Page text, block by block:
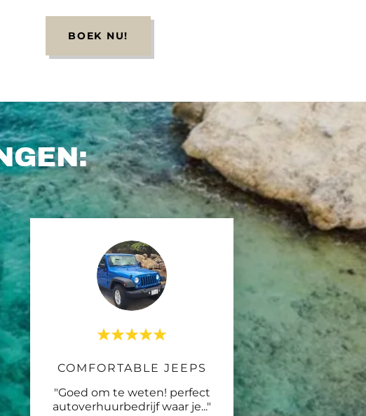
BOEK NU!
COMFORTABLE JEEPS
"Goed om te weten! perfect
autoverhuurbedrijf waar je..."